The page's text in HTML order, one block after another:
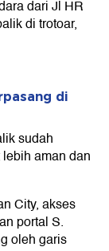
dari Jl HR
di trotoar,
di
sudah
aman dan
City, akses
portal S.
oleh garis